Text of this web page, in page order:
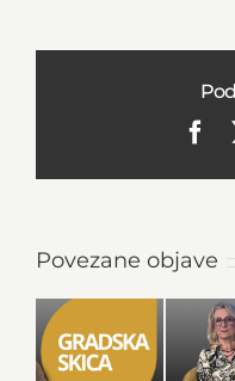
Povezane objave